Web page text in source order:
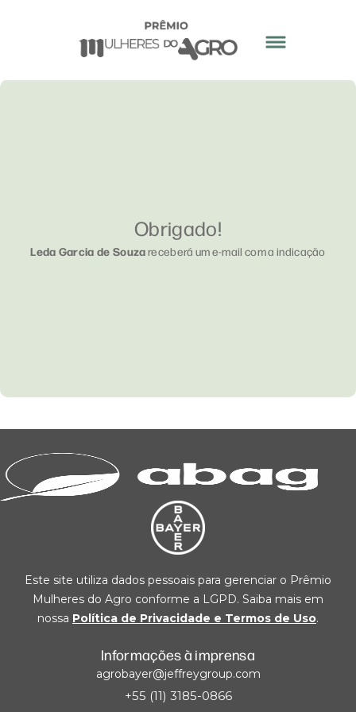
Obrigado!
Leda Garcia de Souzareceberá um e-mail com a indicação
Este site utiliza dados pessoais para gerenciar o Prêmio
Mulheres do Agro conforme a LGPD. Saiba mais em
nossa Política de Privacidade e Termos de Uso.
Informações à imprensa
agrobayer@jeffreygroup.com
+55 (11) 3185-0866